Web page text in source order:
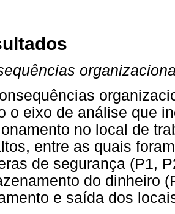
o eixo de análise que
no local de
entre as quais
de segurança (P1,
do dinheiro
e saída dos